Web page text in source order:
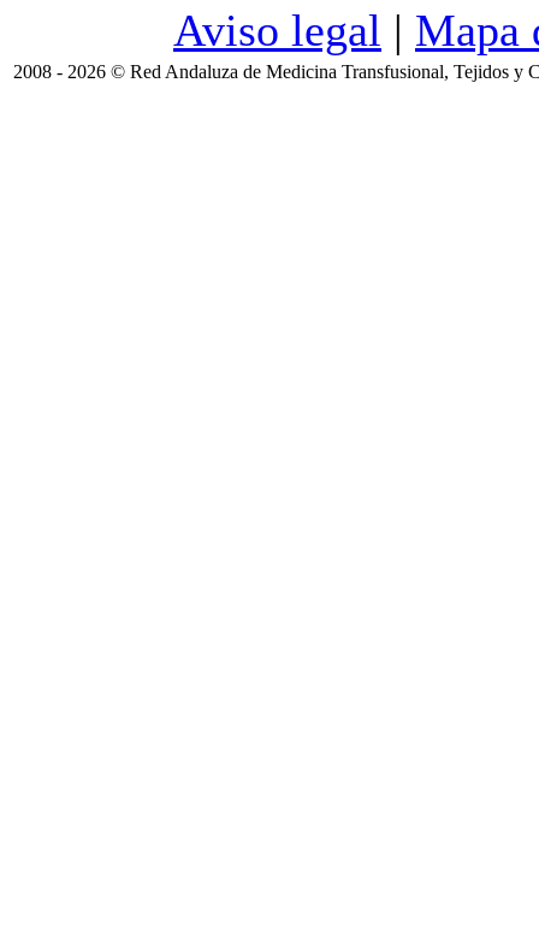
Aviso legal | Mapa
2008 - 2026 © Red Andaluza de Medicina Transfusional, Tejidos y